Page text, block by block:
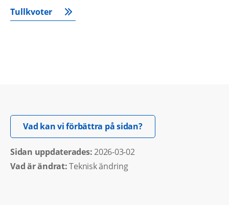
Tullkvoter
Vad kan vi förbättra på sidan?Öppnas i nytt fönster.
Sidan uppdaterades: 2026-03-02
Vad är ändrat:Teknisk ändring